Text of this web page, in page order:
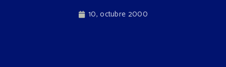
10, octubre 2000